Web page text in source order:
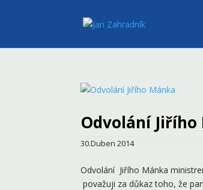
Odvolání Jiřího
30.Duben 2014
Odvolání Jiřího Mánka
považuji za důkaz toho, že